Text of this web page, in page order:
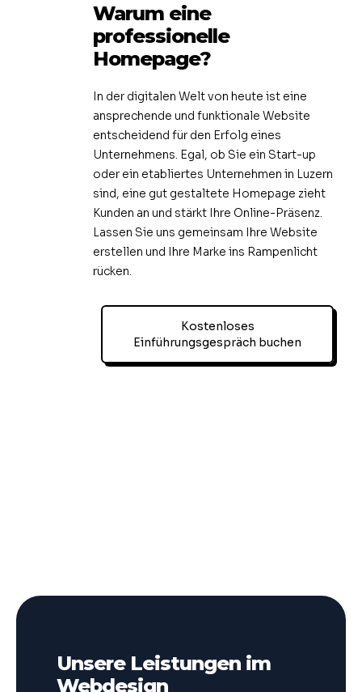
Warum eine
professionelle
Homepage?
In der digitalen Welt von heute ist eine
ansprechende und funktionale Website
entscheidend für den Erfolg eines
Unternehmens. Egal, ob Sie ein Start-up
oder ein etabliertes Unternehmen in Luzern
sind, eine gut gestaltete Homepage zieht
Kunden an und stärkt Ihre Online-Präsenz.
Lassen Sie uns gemeinsam Ihre Website
erstellen und Ihre Marke ins Rampenlicht
rücken.
Kostenloses
Einführungsgespräch buchen
Unsere Leistungen im
Webdesign